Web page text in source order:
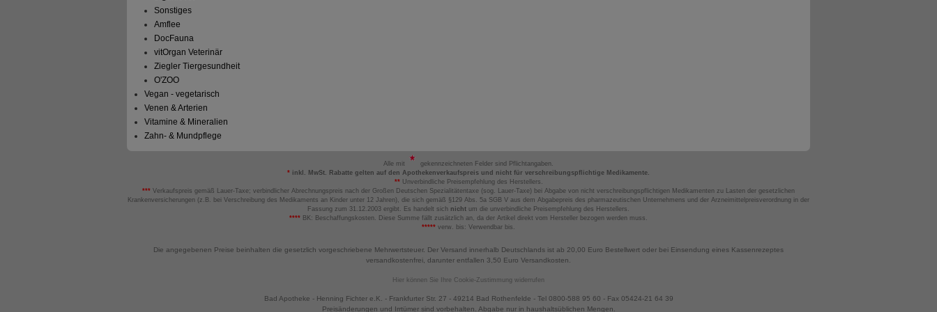
Sonstiges
Amflee
DocFauna
vitOrgan Veterinär
Ziegler Tiergesundheit
O'ZOO
Vegan - vegetarisch
Venen & Arterien
Vitamine & Mineralien
Zahn- & Mundpflege
Alle mit
gekennzeichneten Felder sind Pflichtangaben.
* inkl. MwSt. Rabatte gelten auf den Apothekenverkaufspreis und nicht für verschreibungspflichtige Medikamente.
**Unverbindliche Preisempfehlung des Herstellers.
*** Verkaufspreis gemäß Lauer-Taxe; verbindlicher Abrechnungspreis nach der Großen Deutschen Spezialitätentaxe (sog. Lauer-Taxe) bei Abgabe von nicht verschreibungspflichtigen Medikamenten zu Lasten der gesetzlichen
Krankenversicherungen (z.B. bei Verschreibung des Medikaments an Kinder unter 12 Jahren), die sich gemäß §129 Abs. 5a SGB V aus dem Abgabepreis des pharmazeutischen Unternehmens und der Arzneimittelpreisverordnung in der
Fassung zum 31.12.2003 ergibt. Es handelt sich nicht um die unverbindliche Preisempfehlung des Herstellers.
**** BK: Beschaffungskosten. Diese Summe fällt zusätzlich an, da der Artikel direkt vom Hersteller bezogen werden muss.
***** verw. bis: Verwendbar bis.
Die angegebenen Preise beinhalten die gesetzlich vorgeschriebene Mehrwertsteuer. Der Versand innerhalb Deutschlands ist ab 20,00 Euro Bestellwert oder bei Einsendung eines Kassenrezeptes
versandkostenfrei, darunter entfallen 3,50 Euro Versandkosten.
Hier können Sie Ihre Cookie-Zustimmung widerrufen
Bad Apotheke - Henning Fichter e.K. - Frankfurter Str. 27 - 49214 Bad Rothenfelde - Tel 0800-588 95 60 - Fax 05424-21 64 39
Preisänderungen und Irrtümer sind vorbehalten. Abgabe nur in haushaltsüblichen Mengen.